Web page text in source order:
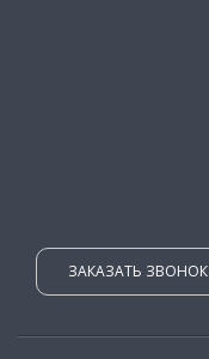
ЗАКАЗАТЬ ЗВОНОК